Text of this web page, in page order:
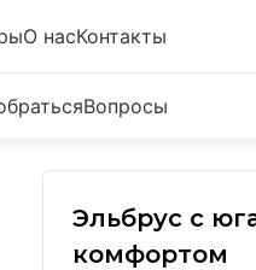
О насКонтакты
Вопросы
Эльбрус с
комфортом